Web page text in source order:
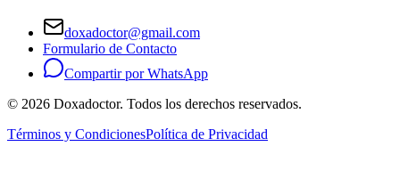
doxadoctor@gmail.com
Formulario de Contacto
Compartir por WhatsApp
© 2026 Doxadoctor. Todos los derechos reservados.
Términos y CondicionesPolítica de Privacidad